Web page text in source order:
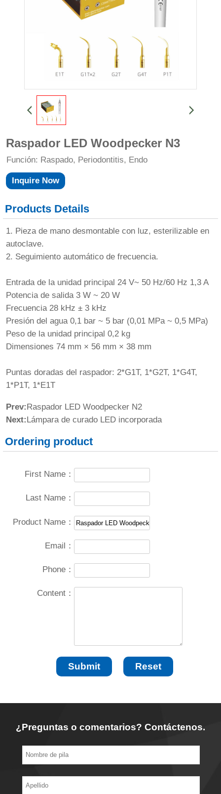
Raspador LED Woodpecker N3
Función: Raspado, Periodontitis, Endo
Inquire Now
Products Details
1. Pieza de mano desmontable con luz, esterilizable en
autoclave.
2. Seguimiento automático de frecuencia.
Entrada de la unidad principal 24 V~ 50 Hz/60 Hz 1,3 A
Potencia de salida 3 W ~ 20 W
Frecuencia 28 kHz ± 3 kHz
Presión del agua 0,1 bar ~ 5 bar (0,01 MPa ~ 0,5 MPa)
Peso de la unidad principal 0,2 kg
Dimensiones 74 mm × 56 mm × 38 mm
Puntas doradas del raspador: 2*G1T, 1*G2T, 1*G4T,
1*P1T, 1*E1T
Prev:Raspador LED Woodpecker N2
Next:Lámpara de curado LED incorporada
Ordering product
First Name：
Last Name：
Product Name：
Email：
Phone：
Content：
¿Preguntas o comentarios? Contáctenos.